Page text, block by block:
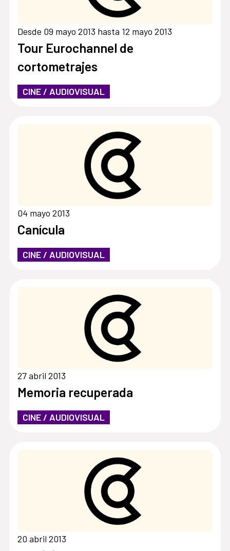
Desde 09 mayo 2013 hasta 12 mayo 2013
Tour Eurochannel de
cortometrajes
CINE / AUDIOVISUAL
04 mayo 2013
Canícula
CINE / AUDIOVISUAL
27 abril 2013
Memoria recuperada
CINE / AUDIOVISUAL
20 abril 2013